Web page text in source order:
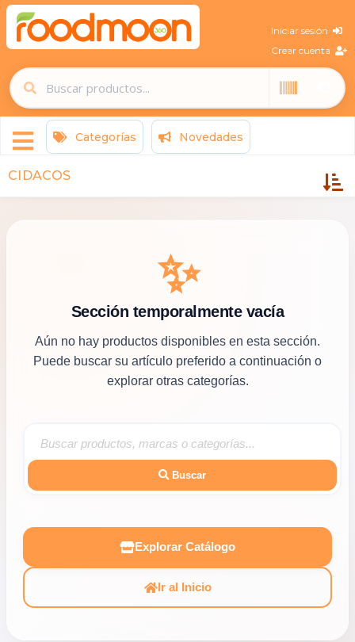
Iniciar sesión
Crear cuenta
Categorías Novedades
CIDACOS
✨
Sección temporalmente vacía
Aún no hay productos disponibles en esta sección.
Puede buscar su artículo preferido a continuación o
explorar otras categorías.
Buscar
Explorar Catálogo
Ir al Inicio